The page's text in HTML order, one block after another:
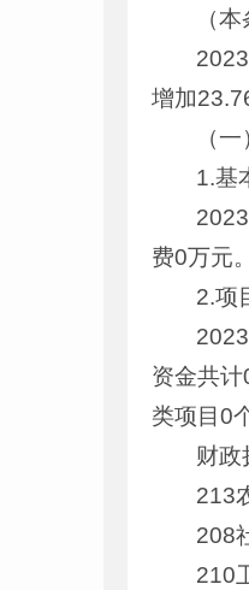
（
增加
（
1.基
费0万元。
2.项
资金共
类项目0
财政
213
208
210